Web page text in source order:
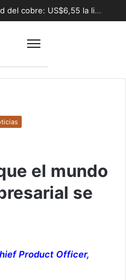
¡Cochilco informa nuevo récord del cobre: US$6,55 la libra!
el mundo
se
Product Officer,